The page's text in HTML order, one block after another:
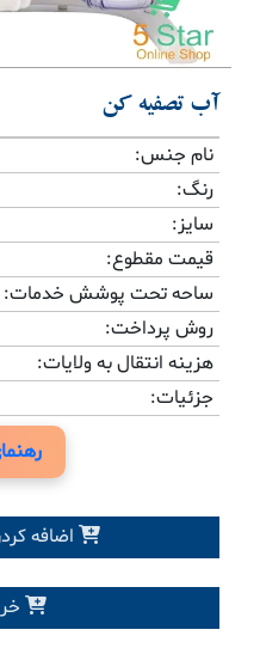
آب تصفیه کن
نام جنس:
رنگ:
سایز:
قیمت مقطوع:
ساحه تحت پوشش خدمات:
روش پرداخت:
هزینه انتقال به ولایات:
جزئیات:
اضافه